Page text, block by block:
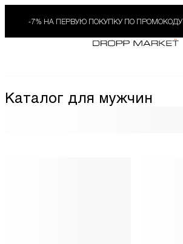
-7% НА ПЕРВУЮ ПОКУПКУ ПО ПРОМОКОДУ
Каталог для мужчин